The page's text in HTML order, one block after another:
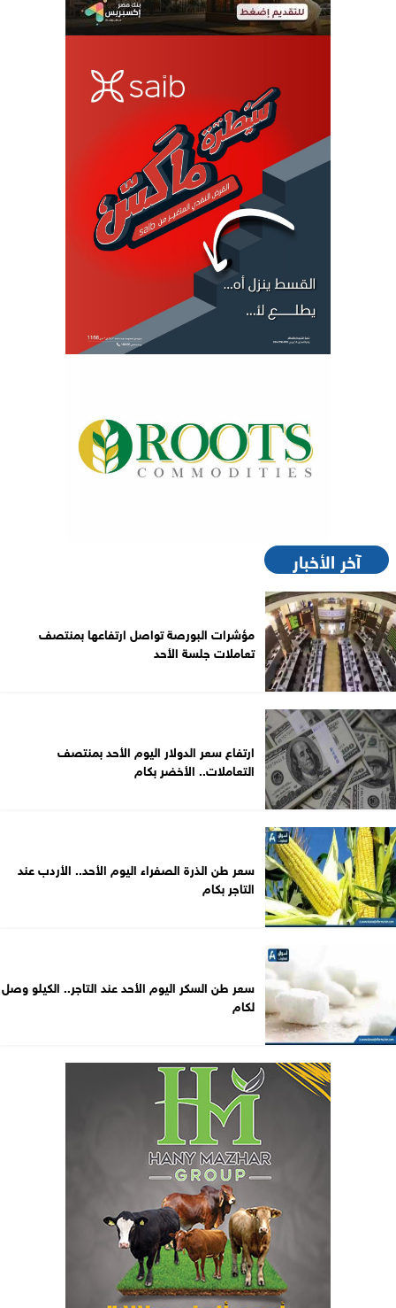
آخر الأخبار
مؤشرات البورصة تواصل ارتفاعها بمنتصف
تعاملات جلسة الأحد
ارتفاع سعر الدولار اليوم الأحد بمنتصف
التعاملات.. الأخضر بكام
سعر طن الذرة الصفراء اليوم الأحد.. الأردب عند
التاجر بكام
سعر طن السكر اليوم الأحد عند التاجر.. الكيلو وصل
لكام